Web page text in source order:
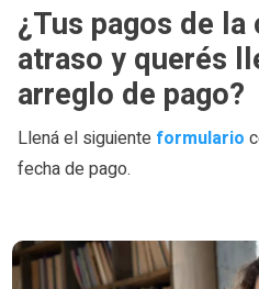
¿Tus pagos de la
atraso y querés
arreglo de pago?
Llená el siguiente formulario
fecha de pago.